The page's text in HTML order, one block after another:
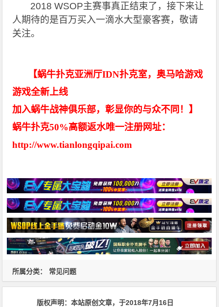
2018 WSOP主赛事真正结束了，接下来让
人期待的是百万买入一滴水大型豪客赛，敬请
关注。
【蜗牛扑克亚洲厅IDN扑克室，奥马哈游戏
游戏全新上线
加入蜗牛战神俱乐部，彰显你的与众不同！】
蜗牛扑克50%高额返水唯一注册网址：
http://www.tianlongqipai.com
所属分类： 常见问题
版权声明：本站原创文章，于2018年7月16日